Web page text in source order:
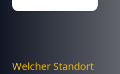
Welcher Standort